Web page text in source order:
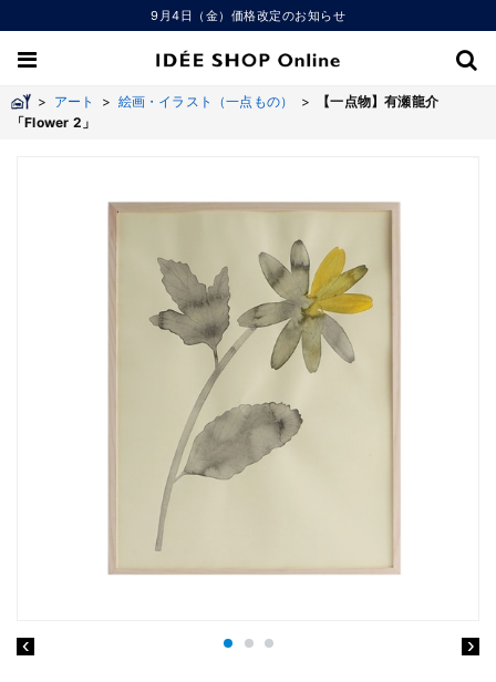
9月4日（金）価格改定のお知らせ
> アート > 絵画・イラスト（一点もの） >
【一点物】有瀬龍介
「Flower 2」